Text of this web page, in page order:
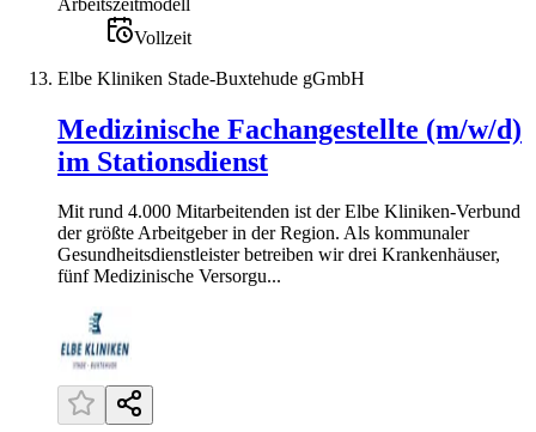
Vollzeit
Elbe Kliniken Stade-Buxtehude gGmbH
Medizinische Fachangestellte (m/w/d)
im Stationsdienst
Mit rund 4.000 Mitarbeitenden ist der Elbe Kliniken-Verbund
der größte Arbeitgeber in der Region. Als kommunaler
Gesundheitsdienstleister betreiben wir drei Krankenhäuser,
fünf Medizinische Versorgu...